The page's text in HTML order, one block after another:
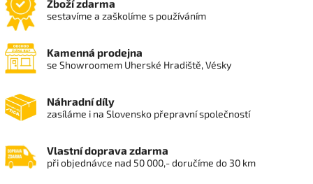
Zboží zdarma
sestavíme a zaškolíme s používáním
Kamenná prodejna
se Showroomem Uherské Hradiště, Vésky
Náhradní díly
zasíláme i na Slovensko přepravní společností
Vlastní doprava zdarma
při objednávce nad 50 000,- doručíme do 30 km